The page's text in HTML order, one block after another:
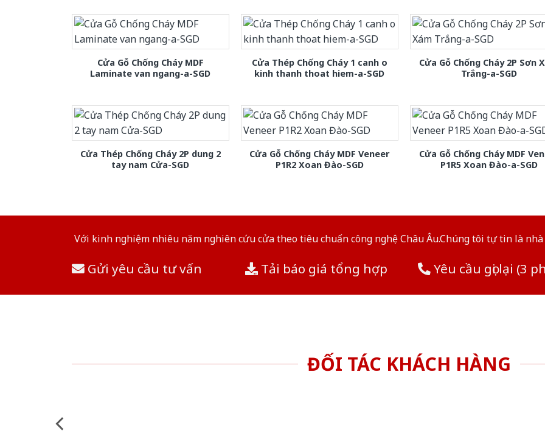
Cửa Gỗ Chống Cháy MDF
Laminate van ngang-a-SGD
Cửa Thép Chống Cháy 1 canh o
kinh thanh thoat hiem-a-SGD
Cửa Gỗ Chống Cháy 2P Sơn
Trắng-a-SGD
Cửa Thép Chống Cháy 2P dung 2
tay nam Cửa-SGD
Cửa Gỗ Chống Cháy MDF Veneer
P1R2 Xoan Đào-SGD
Cửa Gỗ Chống Cháy MDF
P1R5 Xoan Đào-a-SGD
Với kinh nghiệm nhiêu năm nghiên cứu cửa theo tiêu chuẩn công nghệ Châu Âu.Chúng tôi tự tin là
Gửi yêu cầu tư vấn Tải báo giá tổng hợp Yêu cầu gọi lại (3
ĐỐI TÁC KHÁCH HÀNG